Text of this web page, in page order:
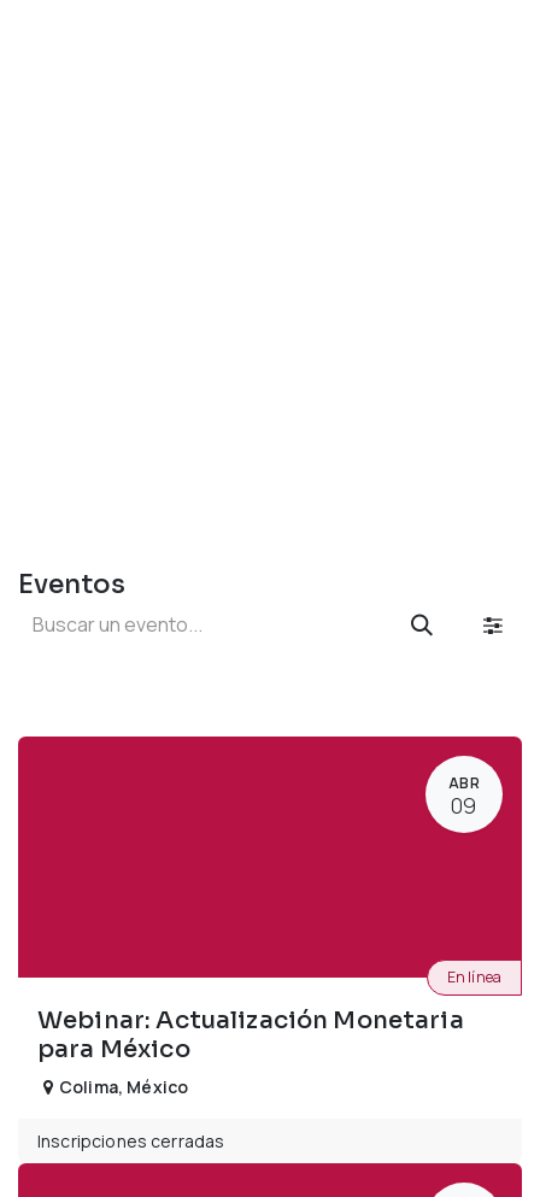
Eventos
ABR
09
Webinar: Actualización Monetaria
para México
En línea
Colima, México
Inscripciones cerradas